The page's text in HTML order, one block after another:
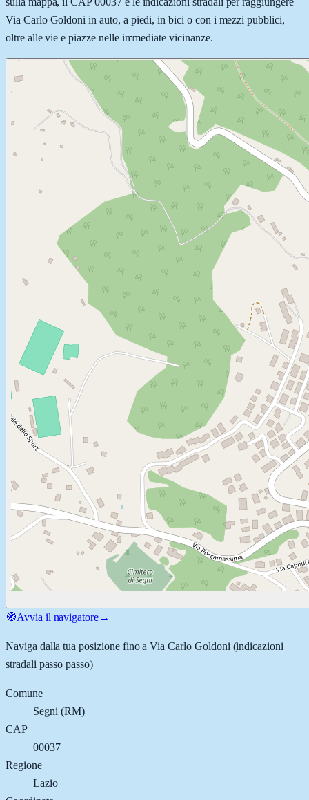
Via Carlo Goldoni in auto, a piedi, in bici o con i mezzi pubblici,
oltre alle vie e piazze nelle immediate vicinanze.
🧭Avvia il navigatore→
Naviga dalla tua posizione fino aVia Carlo Goldoni (indicazioni
stradali passo passo)
Comune
Segni (RM)
CAP
00037
Regione
Lazio